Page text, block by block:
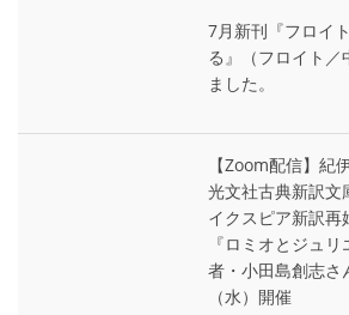
7月新刊『フロイ
る』（フロイト／
ました。
【Zoom配信】
光文社古典新訳
イクスピア新訳
『ロミオとジュ
者・小田島創志
（水）開催